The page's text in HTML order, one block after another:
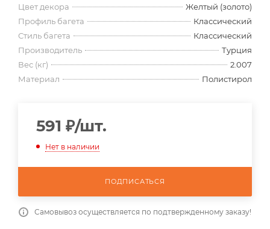
Цвет декора
Желтый (золото)
Профиль багета
Классический
Стиль багета
Классический
Производитель
Турция
Вес (кг)
2.007
Материал
Полистирол
591 ₽/шт.
Нет в наличии
ПОДПИСАТЬСЯ
Самовывоз осуществляется по подтвержденному заказу!